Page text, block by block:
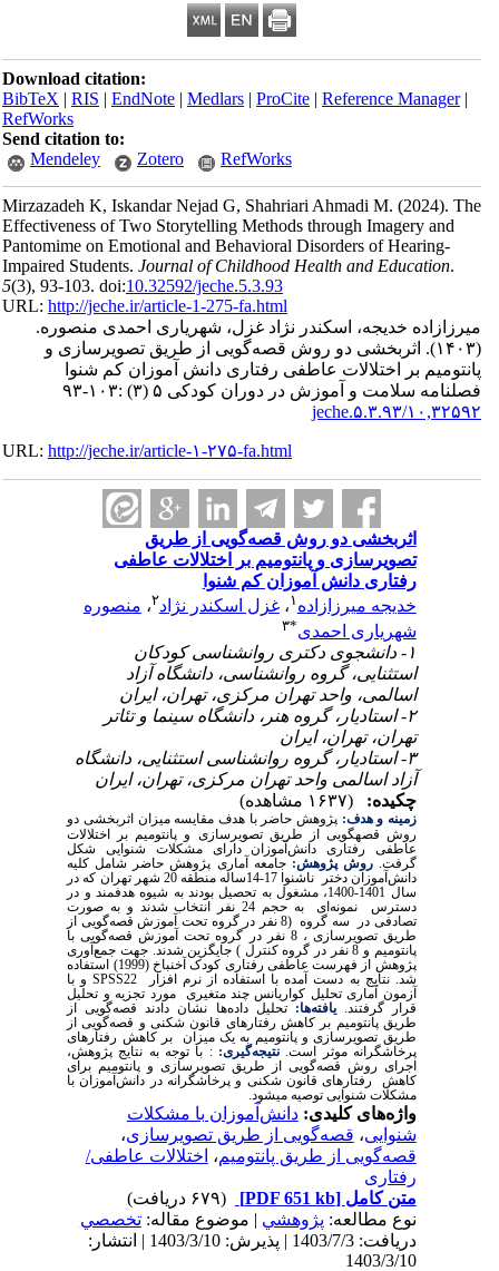
Download citation:
BibTeX|RIS|EndNote|Medlars|ProCite|Reference Manager
RefWorks
Send citation to:
Mendeley
Zotero RefWorks
Mirzazadeh K, Iskandar Nejad G, Shahriari Ahmadi M.(2024).The
Effectiveness of Two Storytelling Methods through Imagery and
Pantomime on Emotional and Behavioral Disorders of Hearing-
Impaired Students.Journal of Childhood Health and Education
5(3), 93-103. doi:10.32592/jeche.5.3.93
URL:http://jeche.ir/article-1-275-fa.html
میرزازاده خدیجه، اسکندر نژاد غزل، شهریاری احمدی منصوره.
اثربخشی دو روش قصه‌گویی از طریق تصویرسازی و
پانتومیم بر اختلالات عاطفی رفتاری دانش آموزان کم شنوا
فصلنامه سلامت و آموزش در دوران کودکی ۵ (۳) :۱۰۳-۹۳
۱۰,۳۲۵۹۲/jeche.۵.۳.۹۳
URL:http://jeche.ir/article-۱-۲۷۵-fa.html
اثربخشی دو روش قصه‌گویی از طریق
تصویرسازی و پانتومیم بر اختلالات عاطفی
رفتاری دانش آموزان کم شنوا
خدیجه میرزازاده۱ ،غزل اسکندر نژاد ۲،منصوره
شهریاری احمدی
۳
۱- دانشجوی دکتری روانشناسی کودکان
استثنایی، گروه روانشناسی، دانشگاه آزاد
اسالمی، واحد تهران مرکزی، تهران، ایران
۲- استادیار، گروه هنر، دانشگاه سینما و تئاتر
تهران، تهران، ایران
۳- استادیار، گروه روانشناسی استثنایی، دانشگاه
آزاد اسالمی واحد تهران مرکزی، تهران، ایران
چکیده:
زمینه و هدف: پژوهش حاضر با هدف مقایسه میزان اثربخشی دو
روش قصه­گویی از طریق تصویر­سازی و پانتومیم بر اختلالات
عاطفی رفتاری دانش‌آموزان دارای مشکلات شنوایی شکل
گرفت.روش پژوهش:جامعه آماری پژوهش حاضر شامل کلیه
دانش‌آموزان دختر ناشنوا 17-14ساله منطقه 20 شهر تهران که در
سال 1401-1400، مشغول به تحصیل بودند به شیوه هدفمند و در
دسترس نمونه‌ای به حجم 24 نفر انتخاب شدند و به صورت
تصادفی در سه گروه (8 نفر در گروه تحت آموزش قصه‌گویی از
طریق تصویرسازی ، 8 نفر در گروه تحت آموزش قصه‌گویی با
پانتومیم و 8 نفر در گروه کنترل ) جایگزین شدند. جهت جمع‌آوری
پژوهش از فهرست عاطفی رفتاری کودک آخنباخ (1999)
استفاده
شد. نتایج به دست آمده با استفاده از نرم افزار
SPSS22و با
آزمون آماری تحلیل کواریانس چند متغیری مورد تجزیه و تحلیل
قرار گرفتند. یافته‌ها:تحلیل داده‌ها نشان دادند قصه‌گویی از
طریق پانتومیم بر کاهش رفتارهای قانون شکنی و قصه‌گویی از
طریق تصویرسازی و پانتومیم به یک میزان بر کاهش رفتارهای
پرخاشگرانه موثر است.نتیجه‌گیری:: با توجه به نتایج پژوهش،
اجرای روش قصه‌گویی از طریق تصویرسازی و پانتومیم برای
کاهش رفتارهای قانون شکنی و پرخاشگرانه در دانش‌آموزان با
مشکلات شنوایی توصیه می­شود.
واژه‌های کلیدی:دانش‌آموزان با مشکلات
شنوایی،قصه‌گویی از طریق تصویرسازی،
قصه‌گویی از طریق پانتومیم،اختلالات عاطفی/
رفتاری
متن کامل[PDF 651 kb]
نوع مطالعه:پژوهشي| موضوع مقاله:تخصصي
دریافت: 1403/7/3 | پذیرش: 1403/3/10 | انتشار:
1403/3/10